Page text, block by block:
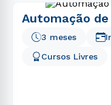
Automação
3 meses
Cursos Livres